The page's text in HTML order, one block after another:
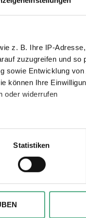
z. B. Ihre IP-
zuzugreifen und so
sowie Entwicklung
können Ihre
oder widerrufen
einige Meter genau
und legen Sie
besondere
Informationen zu
Statistiken
in Santiago
Jarpa
kombiniert
Gewalt sichtbar
zum Teil